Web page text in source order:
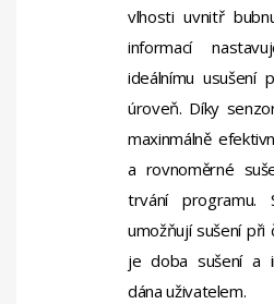
vlhosti uvnitř
informací
ideálnímu usušení
úroveň. Díky
maxinmálně
a rovnoměrné
trvání programu.
umožňují sušení při
je doba sušení a
dána uživatelem.